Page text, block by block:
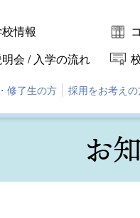
情報
会 / 入学の流れ
修了生の方 採用をお考え
お